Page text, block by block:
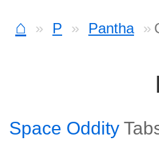
⌂ P Pantha
Space Oddity